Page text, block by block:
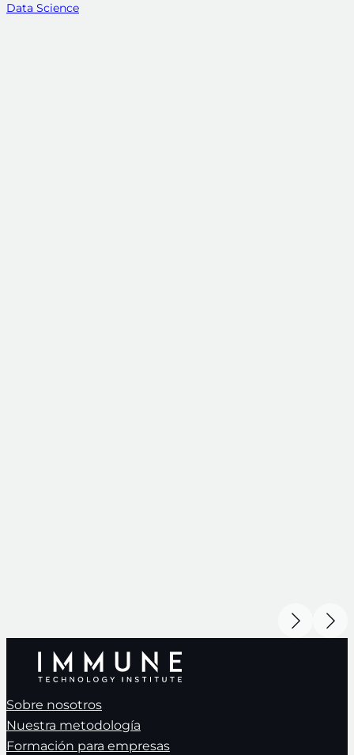
Data Science
Sobre nosotros
Nuestra metodología
Formación para empresas